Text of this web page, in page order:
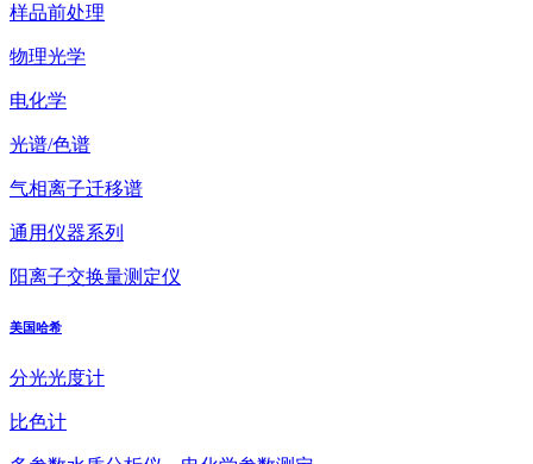
样品前处理
物理光学
电化学
光谱/色谱
气相离子迁移谱
通用仪器系列
阳离子交换量测定仪
美国哈希
分光光度计
比色计